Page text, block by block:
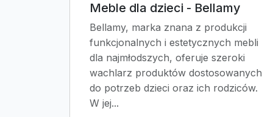
Meble dla dzieci - Bellamy
Bellamy, marka znana z produkcji
funkcjonalnych i estetycznych mebli
dla najmłodszych, oferuje szeroki
wachlarz produktów dostosowanych
do potrzeb dzieci oraz ich rodziców.
W jej...